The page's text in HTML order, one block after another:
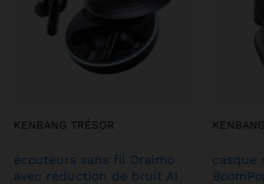
KENBANG TRÉSOR
écouteurs sans fil Oraimo
avec réduction de bruit AI
casque